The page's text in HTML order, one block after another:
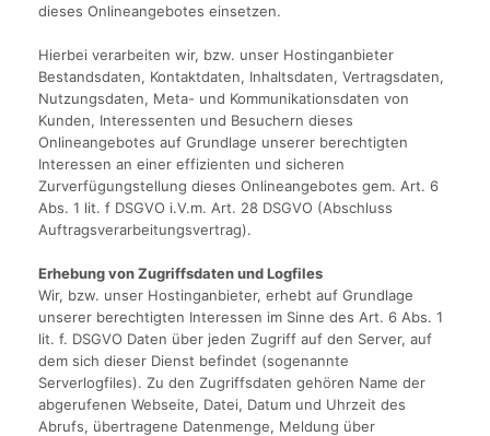
dieses Onlineangebotes einsetzen.
Hierbei verarbeiten wir, bzw. unser Hostinganbieter
Bestandsdaten, Kontaktdaten, Inhaltsdaten, Vertragsdaten,
Nutzungsdaten, Meta- und Kommunikationsdaten von
Kunden, Interessenten und Besuchern dieses
Onlineangebotes auf Grundlage unserer berechtigten
Interessen an einer effizienten und sicheren
Zurverfügungstellung dieses Onlineangebotes gem. Art. 6
Abs. 1 lit. f DSGVO i.V.m. Art. 28 DSGVO (Abschluss
Auftragsverarbeitungsvertrag).
Erhebung von Zugriffsdaten und Logfiles
Wir, bzw. unser Hostinganbieter, erhebt auf Grundlage
unserer berechtigten Interessen im Sinne des Art. 6 Abs. 1
lit. f. DSGVO Daten über jeden Zugriff auf den Server, auf
dem sich dieser Dienst befindet (sogenannte
Serverlogfiles). Zu den Zugriffsdaten gehören Name der
abgerufenen Webseite, Datei, Datum und Uhrzeit des
Abrufs, übertragene Datenmenge, Meldung über